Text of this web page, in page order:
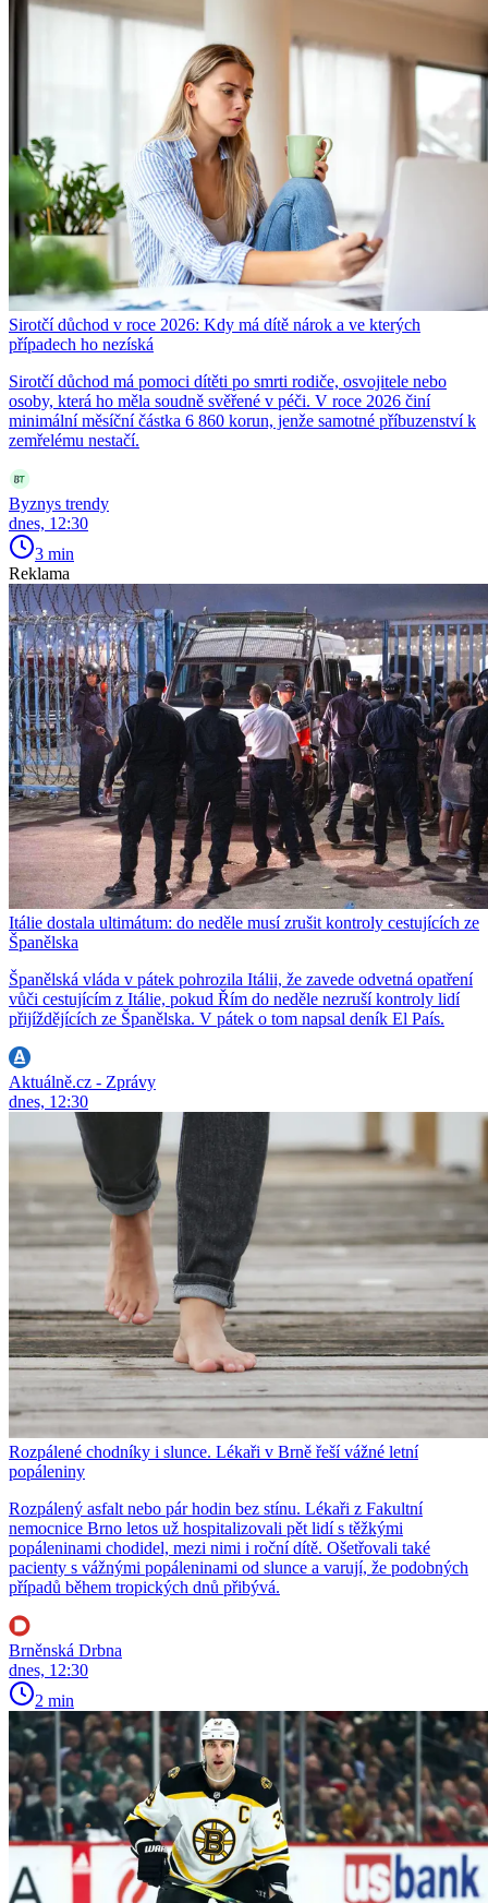
Sirotčí důchod v roce 2026: Kdy má dítě nárok a ve kterých
případech ho nezíská
Sirotčí důchod má pomoci dítěti po smrti rodiče, osvojitele nebo
osoby, která ho měla soudně svěřené v péči. V roce 2026 činí
minimální měsíční částka 6 860 korun, jenže samotné příbuzenství k
zemřelému nestačí.
Byznys trendy
dnes, 12:30
3 min
Reklama
Itálie dostala ultimátum: do neděle musí zrušit kontroly cestujících ze
Španělska
Španělská vláda v pátek pohrozila Itálii, že zavede odvetná opatření
vůči cestujícím z Itálie, pokud Řím do neděle nezruší kontroly lidí
přijíždějících ze Španělska. V pátek o tom napsal deník El País.
Aktuálně.cz - Zprávy
dnes, 12:30
Rozpálené chodníky i slunce. Lékaři v Brně řeší vážné letní
popáleniny
Rozpálený asfalt nebo pár hodin bez stínu. Lékaři z Fakultní
nemocnice Brno letos už hospitalizovali pět lidí s těžkými
popáleninami chodidel, mezi nimi i roční dítě. Ošetřovali také
pacienty s vážnými popáleninami od slunce a varují, že podobných
případů během tropických dnů přibývá.
Brněnská Drbna
dnes, 12:30
2 min